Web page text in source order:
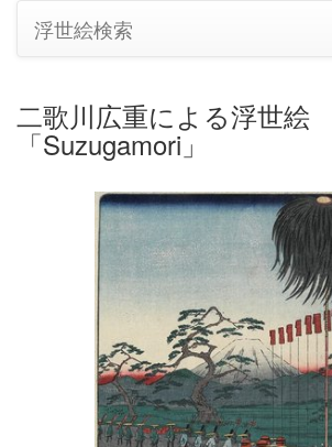
浮世絵検索
二歌川広重による浮世絵
「Suzugamori」